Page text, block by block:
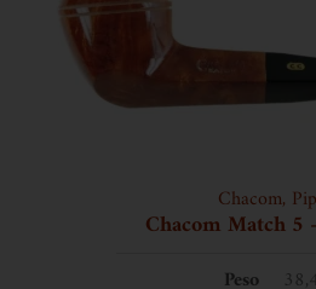
Chacom,
Chacom Match 5
Peso